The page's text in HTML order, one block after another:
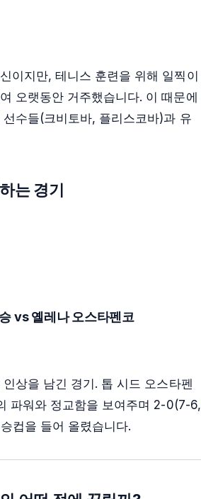
이지만, 테니스 훈련을 위해 일찍이
오랫동안 거주했습니다. 이 때문에
수들(크비토바, 플리스코바)과 유
는 경기
vs 옐레나 오스타펜코
상을 남긴 경기. 톱 시드 오스타펜
파워와 정교함을 보여주며 2-0(7-6,
컵을 들어 올렸습니다.